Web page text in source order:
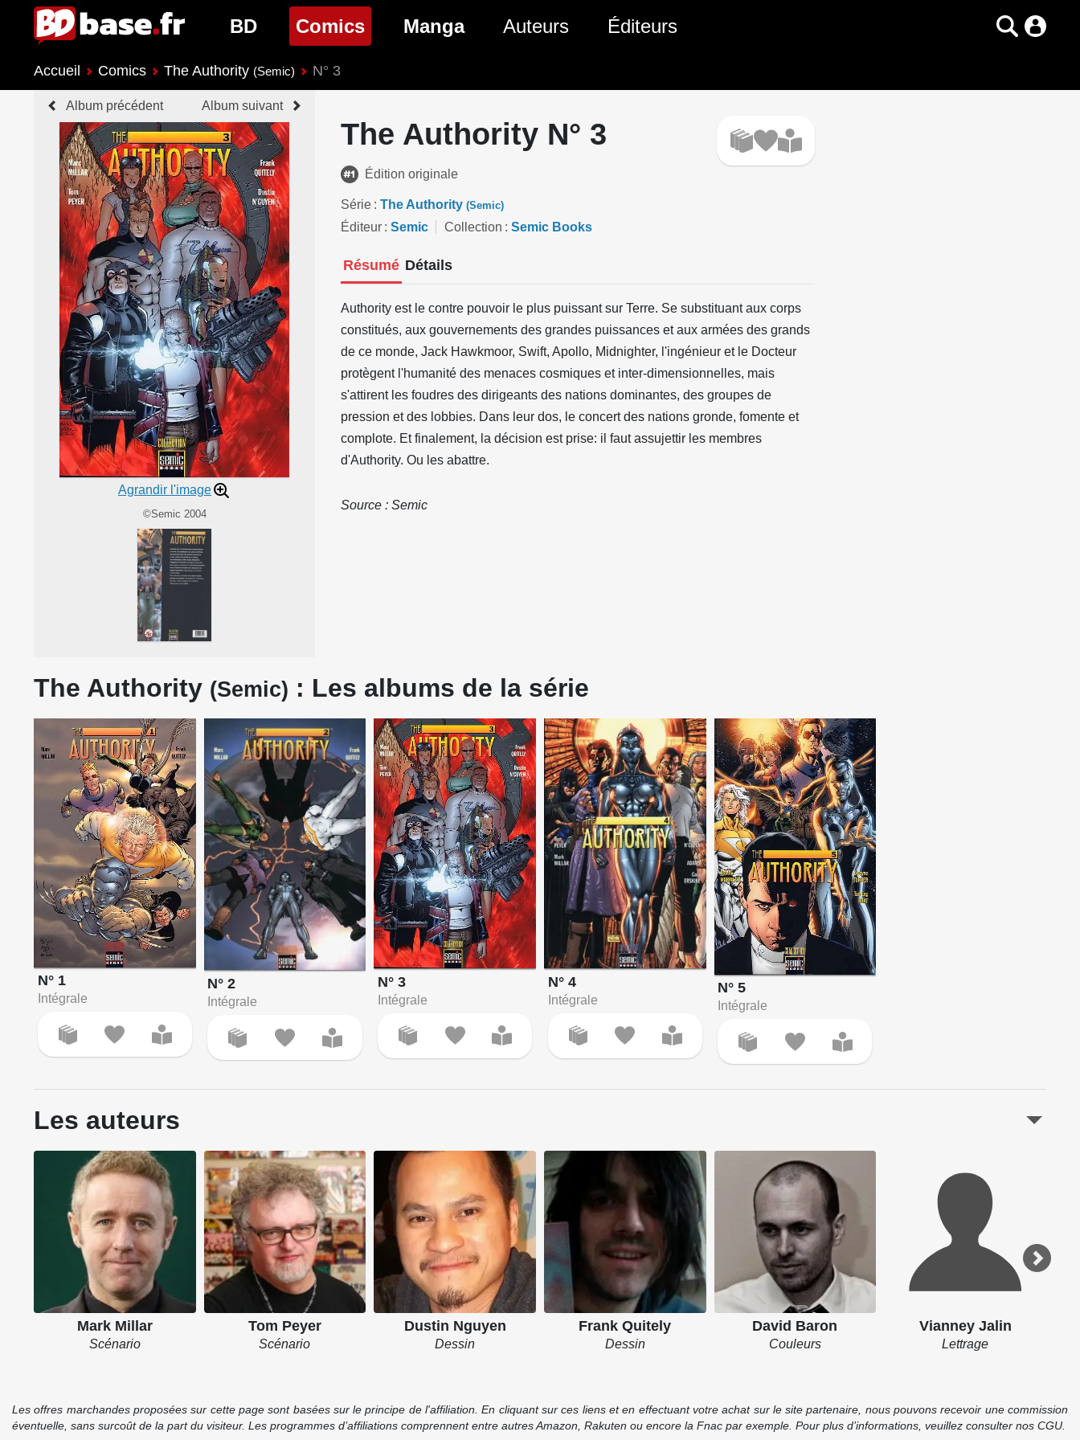
BD
Nouveautés BD
Prochaines sorties BD
Genres BD
Comics(page courante)
Nouveautés Comics
Manga Auteurs Éditeurs
Accueil Comics The Authority (Semic) N° 3
Album précédent Album suivant
Agrandir l'image
©Semic 2004
The Authority N° 3
Édition originale
Série The Authority (Semic)
Éditeur Semic Collection Semic Books
Résumé Détails
Authority est le contre pouvoir le plus puissant sur Terre. Se substituant aux corps
constitués, aux gouvernements des grandes puissances et aux armées des grands
de ce monde, Jack Hawkmoor, Swift, Apollo, Midnighter, l'ingénieur et le Docteur
protègent l'humanité des menaces cosmiques et inter-dimensionnelles, mais
s'attirent les foudres des dirigeants des nations dominantes, des groupes de
pression et des lobbies. Dans leur dos, le concert des nations gronde, fomente et
complote. Et finalement, la décision est prise: il faut assujettir les membres
d'Authority. Ou les abattre.
Source : Semic
The Authority (Semic) : Les albums de la série
N° 1
Intégrale
N° 2
Intégrale
N° 3
Intégrale
N° 4
Intégrale
N° 5
Intégrale
Les auteurs
Mark Millar
Scénario
Tom Peyer
Scénario
Dustin Nguyen
Dessin
Frank Quitely
Dessin
David Baron
Couleurs
Vianney Jalin
Lettrage
Les offres marchandes proposées sur cette page sont basées sur le principe de l'affiliation. En cliquant sur ces liens et en effectuant votre achat sur le site partenaire, nous pouvons recevoir une commission
éventuelle, sans surcoût de la part du visiteur. Les programmes d’affiliations comprennent entre autres Amazon, Rakuten ou encore la Fnac par exemple. Pour plus d’informations, veuillez consulter nos CGU.